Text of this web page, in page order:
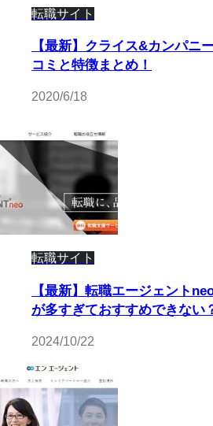
転職サイト
【最新】クライス&カンパニ
コミと特徴まとめ！
2020/6/18
転職サイト
【最新】転職エージェント
が多すぎておすすめできない
2024/10/22